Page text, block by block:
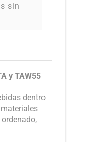
sin
y TAW55
dentro